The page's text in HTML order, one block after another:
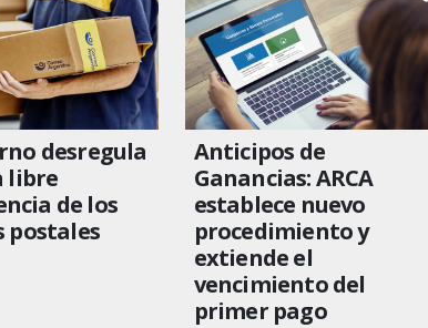
desregula
libre
de los
postales
Anticipos de
Ganancias: ARCA
establece nuevo
procedimiento y
extiende el
vencimiento del
primer pago